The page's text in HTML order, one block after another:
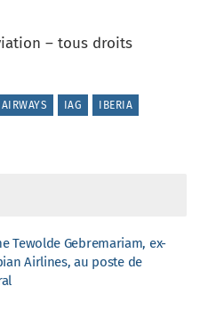
– tous droits
IAG IBERIA
Tewolde Gebremariam, ex-
Airlines, au poste de